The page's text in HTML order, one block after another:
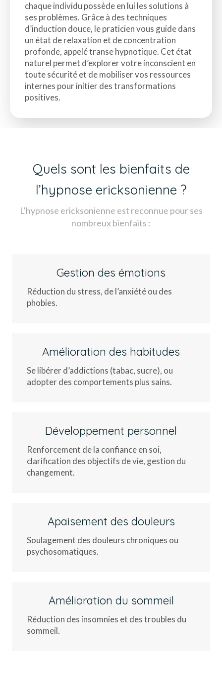
chaque individu possède en lui les solutions à
ses problèmes. Grâce à des techniques
d’induction douce, le praticien vous guide dans
un état de relaxation et de concentration
profonde, appelé transe hypnotique. Cet état
naturel permet d’explorer votre inconscient en
toute sécurité et de mobiliser vos ressources
internes pour initier des transformations
positives.
Quels sont les bienfaits de
l’hypnose ericksonienne ?
L’hypnose ericksonienne est reconnue pour ses
nombreux bienfaits :
Gestion des émotions
Réduction du stress, de l’anxiété ou des
phobies.
Amélioration des habitudes
Se libérer d’addictions (tabac, sucre), ou
adopter des comportements plus sains.
Développement personnel
Renforcement de la confiance en soi,
clarification des objectifs de vie, gestion du
changement.
Apaisement des douleurs
Soulagement des douleurs chroniques ou
psychosomatiques.
Amélioration du sommeil
Réduction des insomnies et des troubles du
sommeil.